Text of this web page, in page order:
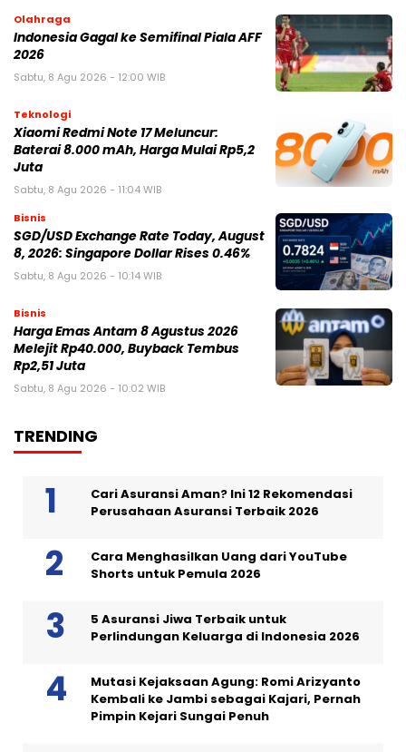
Olahraga
Indonesia Gagal ke Semifinal Piala AFF
2026
Sabtu, 8 Agu 2026 - 12:00 WIB
Teknologi
Xiaomi Redmi Note 17 Meluncur:
Baterai 8.000 mAh, Harga Mulai Rp5,2
Juta
Sabtu, 8 Agu 2026 - 11:04 WIB
Bisnis
SGD/USD Exchange Rate Today, August
8, 2026: Singapore Dollar Rises 0.46%
Sabtu, 8 Agu 2026 - 10:14 WIB
Bisnis
Harga Emas Antam 8 Agustus 2026
Melejit Rp40.000, Buyback Tembus
Rp2,51 Juta
Sabtu, 8 Agu 2026 - 10:02 WIB
TRENDING
Cari Asuransi Aman? Ini 12 Rekomendasi
Perusahaan Asuransi Terbaik 2026
Cara Menghasilkan Uang dari YouTube
Shorts untuk Pemula 2026
5 Asuransi Jiwa Terbaik untuk
Perlindungan Keluarga di Indonesia 2026
Mutasi Kejaksaan Agung: Romi Arizyanto
Kembali ke Jambi sebagai Kajari, Pernah
Pimpin Kejari Sungai Penuh